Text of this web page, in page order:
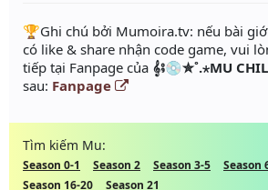
️🏆Ghi chú bởi Mumoira.tv: nếu bài
có like & share nhận code game, vui
tiếp tại Fanpage của 𝄞⨾💿✮˚.⋆MU
sau: Fanpage
Tìm kiếm Mu:
Season 0-1 Season 2 Season 3-5 Season
Season 16-20
Season 21